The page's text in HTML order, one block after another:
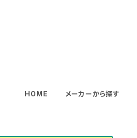
HOME メーカーから探す